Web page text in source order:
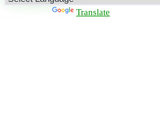
Translate